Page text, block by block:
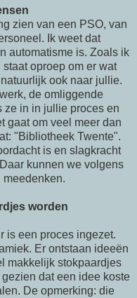
zien van een PSO, van
Ik weet dat
automatisme is. Zoals ik
oproep om er wat
ook naar jullie.
de omliggende
ze in in jullie proces en
gaatom veel meer dan
"Bibliotheek Twente".
is en slagkracht
kunnen we volgens
meedenken.
worden
is een proces ingezet.
Er ontstaan ideeën
makkelijk stokpaardjes
dat een idee koste
De opmerking: die